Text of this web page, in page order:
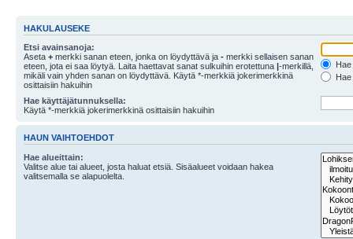
HAKULAUSEKE
Etsi avainsanoja:
Aseta + merkki sanan eteen, jonka on löydyttävä ja - merkki sellaisen sanan
eteen, jota ei saa löytyä. Laita haettavat sanat sulkuihin erotettuna |-merkillä,
mikäli vain yhden sanan on löydyttävä. Käytä *-merkkiä jokerimerkkinä
osittaisiin hakuihin
Hae käyttäjätunnuksella:
Käytä *-merkkiä jokerimerkkinä osittaisiin hakuihin
HAUN VAIHTOEHDOT
Hae alueittain:
Valitse alue tai alueet, josta haluat etsiä. Sisäalueet voidaan hakea
valitsemalla se alapuolelta.